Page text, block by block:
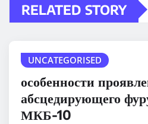
RELATED STORY
UNCATEGORISED
особенности
абсцедирующего
МКБ-10